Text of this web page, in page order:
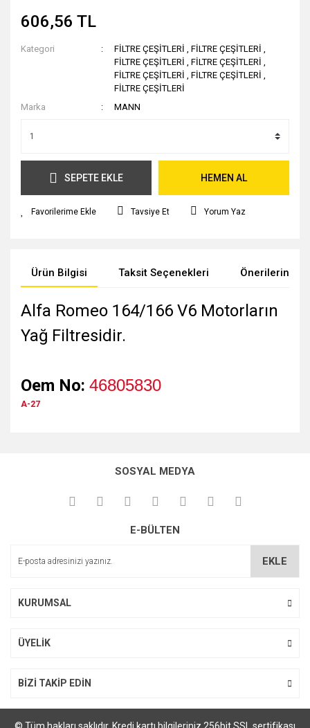
606,56 TL
Kategori FİLTRE ÇEŞİTLERİ ,FİLTRE ÇEŞİTLERİ ,
FİLTRE ÇEŞİTLERİ ,FİLTRE ÇEŞİTLERİ ,
FİLTRE ÇEŞİTLERİ ,FİLTRE ÇEŞİTLERİ ,
FİLTRE ÇEŞİTLERİ
Marka
MANN
SEPETE EKLE HEMEN AL
Tavsiye Et Yorum Yaz
Ürün Bilgisi Taksit Seçenekleri Önerileriniz
Alfa Romeo 164/166 V6 Motorların
Yağ Filtresidir.
Oem No: 46805830
A-27
kullanarak tarafımıza iletebilirsiniz.
Görüş ve önerileriniz için teşekkür ederiz.
Ürün açıklamasında eksik bilgiler bulunuyor.
SOSYAL MEDYA
E-BÜLTEN
EKLE
KURUMSAL
ÜYELİK
BİZİ TAKİP EDİN